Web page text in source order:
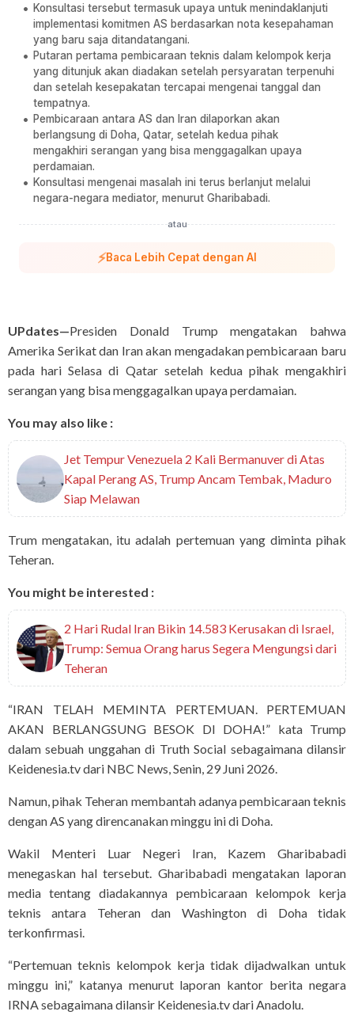
Konsultasi tersebut termasuk upaya untuk menindaklanjuti
implementasi komitmen AS berdasarkan nota kesepahaman
yang baru saja ditandatangani.
Putaran pertama pembicaraan teknis dalam kelompok kerja
yang ditunjuk akan diadakan setelah persyaratan terpenuhi
dan setelah kesepakatan tercapai mengenai tanggal dan
tempatnya.
Pembicaraan antara AS dan Iran dilaporkan akan
berlangsung di Doha, Qatar, setelah kedua pihak
mengakhiri serangan yang bisa menggagalkan upaya
perdamaian.
Konsultasi mengenai masalah ini terus berlanjut melalui
negara-negara mediator, menurut Gharibabadi.
atau
⚡Baca Lebih Cepat dengan AI
UPdates—Presiden Donald Trump mengatakan bahwa
Amerika Serikat dan Iran akan mengadakan pembicaraan baru
pada hari Selasa di Qatar setelah kedua pihak mengakhiri
serangan yang bisa menggagalkan upaya perdamaian.
You may also like :
Jet Tempur Venezuela 2 Kali Bermanuver di Atas
Kapal Perang AS, Trump Ancam Tembak, Maduro
Siap Melawan
Trum mengatakan, itu adalah pertemuan yang diminta pihak
Teheran.
You might be interested :
2 Hari Rudal Iran Bikin 14.583 Kerusakan di Israel,
Trump: Semua Orang harus Segera Mengungsi dari
Teheran
“IRAN TELAH MEMINTA PERTEMUAN. PERTEMUAN
AKAN BERLANGSUNG BESOK DI DOHA!” kata Trump
dalam sebuah unggahan di Truth Social sebagaimana dilansir
Keidenesia.tv dari NBC News, Senin, 29 Juni 2026.
Namun, pihak Teheran membantah adanya pembicaraan teknis
dengan AS yang direncanakan minggu ini di Doha.
Wakil Menteri Luar Negeri Iran, Kazem Gharibabadi
menegaskan hal tersebut. Gharibabadi mengatakan laporan
media tentang diadakannya pembicaraan kelompok kerja
teknis antara Teheran dan Washington di Doha tidak
terkonfirmasi.
“Pertemuan teknis kelompok kerja tidak dijadwalkan untuk
minggu ini,” katanya menurut laporan kantor berita negara
IRNA sebagaimana dilansir Keidenesia.tv dari Anadolu.